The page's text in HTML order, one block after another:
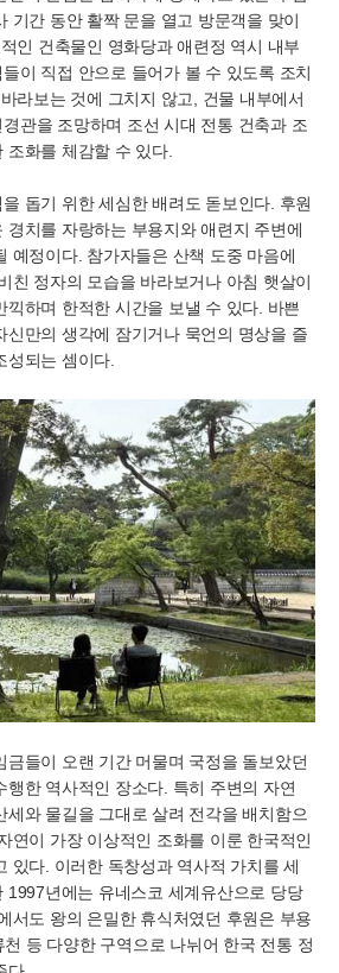
기간 동안 활짝 문을 열고 방문객을 맞이
인 건축물인 영화당과 애련정 역시 내부
이 직접 안으로 들어가 볼 수 있도록 조치
라보는 것에 그치지 않고, 건물 내부에서
관을 조망하며 조선 시대 전통 건축과 조
화를 체감할 수 있다.
돕기 위한 세심한 배려도 돋보인다. 후원
경치를 자랑하는 부용지와 애련지 주변에
예정이다. 참가자들은 산책 도중 마음에
친 정자의 모습을 바라보거나 아침 햇살이
끽하며 한적한 시간을 보낼 수 있다. 바쁜
신만의 생각에 잠기거나 묵언의 명상을 즐
성되는 셈이다.
금들이 오랜 기간 머물며 국정을 돌보았던
행한 역사적인 장소다. 특히 주변의 자연
세와 물길을 그대로 살려 전각을 배치함으
연이 가장 이상적인 조화를 이룬 한국적인
있다. 이러한 독창성과 역사적 가치를 세
1997년에는 유네스코 세계유산으로 당당
서도 왕의 은밀한 휴식처였던 후원은 부용
등 다양한 구역으로 나뉘어 한국 전통 정